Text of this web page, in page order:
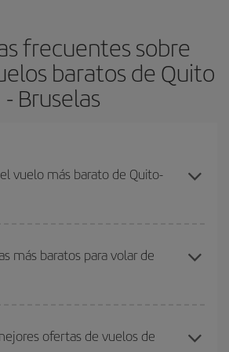
frecuentes sobre
baratos de Quito
- Bruselas
vuelo más barato de Quito-
barato si evitas temporadas altas,
y puedes ser flexible con las fechas y
más baratos para volar de
en nuestro
buscador de vuelos
vuelas, a dónde quieres ir y en qué
ofertas de vuelos de